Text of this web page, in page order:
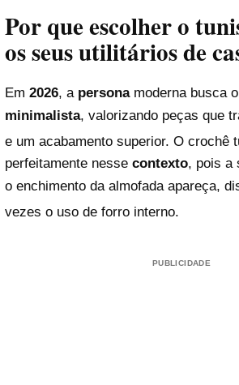
Por que escolher o
os seus utilitários de
Em 2026, a personamoderna busca
minimalista, valorizando peças que
e um acabamento superior. O crochê
perfeitamente nesse contexto, pois a
o enchimento da almofada apareça,
vezes o uso de forro interno.
PUBLICIDADE